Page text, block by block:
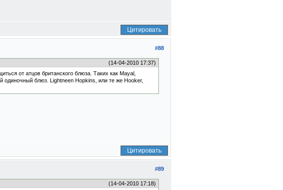
Цитировать
#88
(14-04-2010 17:37)
от атцов британского блюза. Таких как Mayal,
одиночный блюз. Lightneen Hopkins, или те же Hooker,
Цитировать
#89
(14-04-2010 17:18)